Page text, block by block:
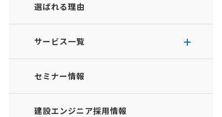
選ばれる理由
サービス一覧
セミナー情報
建設エンジニア採用情報